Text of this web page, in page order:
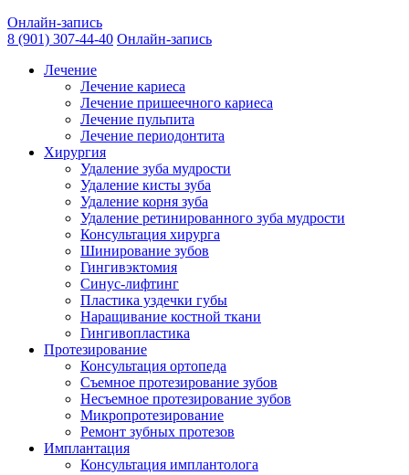
Онлайн-запись
8 (901) 307-44-40 Онлайн-запись
Лечение
Лечение кариеса
Лечение пришеечного кариеса
Лечение пульпита
Лечение периодонтита
Хирургия
Удаление зуба мудрости
Удаление кисты зуба
Удаление корня зуба
Удаление ретинированного зуба мудрости
Консультация хирурга
Шинирование зубов
Гингивэктомия
Синус-лифтинг
Пластика уздечки губы
Наращивание костной ткани
Гингивопластика
Протезирование
Консультация ортопеда
Съемное протезирование зубов
Несъемное протезирование зубов
Микропротезирование
Ремонт зубных протезов
Имплантация
Консультация имплантолога